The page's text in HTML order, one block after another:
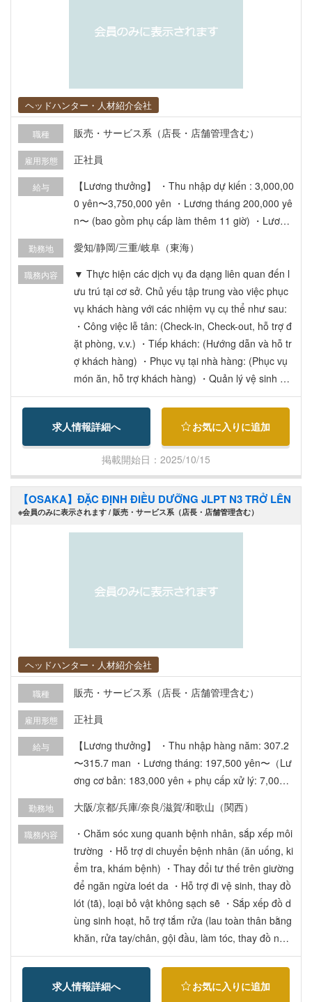
ヘッドハンター・人材紹介会社
職種 販売・サービス系（店長・店舗管理含む）
雇用形態 正社員
給与
【Lương thưởng】 ・Thu nhập dự kiến : 3,000,00
0 yên〜3,750,000 yên ・Lương tháng 200,000 yê
n〜 (bao gồm phụ cấp làm thêm 11 giờ) ・Lương
năm (tháng 8 & 12) + thưởng quyết toán (tháng
3) ・Tăng lương: 1 lần/năm ・Phụ cấp: Phụ cấp l
àm thêm, phụ cấp gia đình, phụ cấp chứng chỉ, p
hụ cấp ca đêm, phụ cấp nhà ở, phụ cấp chức dan
h. 【Phúc lợi】 ・Bảo hiểm xã hội đầy đủ (bảo hi
ểm việc làm, bảo hiểm tai nạn, bảo hiểm sức khỏ
e, bảo hiểm hưu trí) ・Cung cấp đồng phục, nhà
ăn nhân viên (250 yên/bữa) ・Ký túc xá cho ngườ
i độc thân, nhà ở chung (phí thuê: 26,000 yên, chi
phí điện nước riêng) ・Chế độ tái tuyển dụng sau
70 tuổi.
勤務地 愛知/静岡/三重/岐阜（東海）
職務内容
▼ Thực hiện các dịch vụ đa dạng liên quan đến l
ưu trú tại cơ sở. Chủ yếu tập trung vào việc phục
vụ khách hàng với các nhiệm vụ cụ thể như sau:
・Công việc lễ tân: (Check-in, Check-out, hỗ trợ đ
ặt phòng, v.v.) ・Tiếp khách: (Hướng dẫn và hỗ tr
ợ khách hàng) ・Phục vụ tại nhà hàng: (Phục vụ
món ăn, hỗ trợ khách hàng) ・Quản lý vệ sinh ph
òng: (Dọn dẹp, bổ sung vật dụng) ・Điều quan tr
ọng trong công việc: là “nụ cười” và “khả năng qu
an sát, đáp ứng nhu cầu của khách hàng”. Đây là
một công việc đầy ý nghĩa, nơi nhân viên có thể tr
ực tiếp cảm nhận niềm vui và sự hài lòng của khá
ch hàng.
求人情報詳細へ お気に入りに追加
掲載開始日：2025/10/15
【OSAKA】ĐẶC ĐỊNH ĐIỀU DƯỠNG JLPT N3 TRỞ LÊN
※会員のみに表示されます / 販売・サービス系（店長・店舗管理含む）
ヘッドハンター・人材紹介会社
職種 販売・サービス系（店長・店舗管理含む）
雇用形態 正社員
給与
【Lương thưởng】 ・Thu nhập hàng năm: 307.2
〜315.7 man ・Lương tháng: 197,500 yên〜（Lư
ơng cơ bản: 183,000 yên + phụ cấp xử lý: 7,000 y
lần/năm (thay đổi theo thời gian làm việc) 【Phúc
lợi】 ・Tham gia hệ thống Benefit One (giảm giá
đặc biệt cho dịch vụ lưu trú, v.v.) ・Hỗ trợ 50% chi
phí y tế ・Hỗ trợ chi phí ăn trưa ・Có nhà trẻ (ba
o gồm dịch vụ trông trẻ ban đêm) ・Ký túc xá dàn
h cho người độc thân (đầy đủ tiện nghi)
勤務地 大阪/京都/兵庫/奈良/滋賀/和歌山（関西）
職務内容
・Chăm sóc xung quanh bệnh nhân, sắp xếp môi
trường ・Hỗ trợ di chuyển bệnh nhân (ăn uống, ki
ểm tra, khám bệnh) ・Thay đổi tư thế trên giường
để ngăn ngừa loét da ・Hỗ trợ đi vệ sinh, thay đồ
lót (tã), loại bỏ vật không sạch sẽ ・Sắp xếp đồ d
ùng sinh hoạt, hỗ trợ tắm rửa (lau toàn thân bằng
khăn, rửa tay/chân, gội đầu, làm tóc, thay đồ ngủ,
v.v.) ・Rửa sạch bình hút đờm ・Chia sẻ thông ti
n về bệnh nhân, chuyển giao công việc ca đêm C
ông việc thực hiện khi cần thiết: ・Mua sắm đồ d
求人情報詳細へ お気に入りに追加